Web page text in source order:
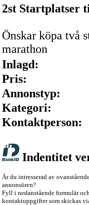
2st Startplatser
Önskar köpa två
marathon
Inlagd:
Pris:
Annonstyp:
Kategori:
Kontaktperson:
Indentitet
Är du intresserad av
annonsören?
Fyll i nedanstående formulär
kontaktuppgifter som skickas